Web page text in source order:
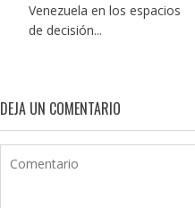
Venezuela en los espacios
de decisión...
DEJA UN COMENTARIO